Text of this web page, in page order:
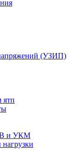
(УЗИП)
ятп
и УКМ